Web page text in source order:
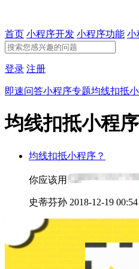
首页 小程序开发 小程序功能 小
登录 注册
即速问答小程序专题均线扣抵
均线扣抵小程序
均线扣抵小程序？
你应该用
史蒂芬孙 2018-12-19 00:54